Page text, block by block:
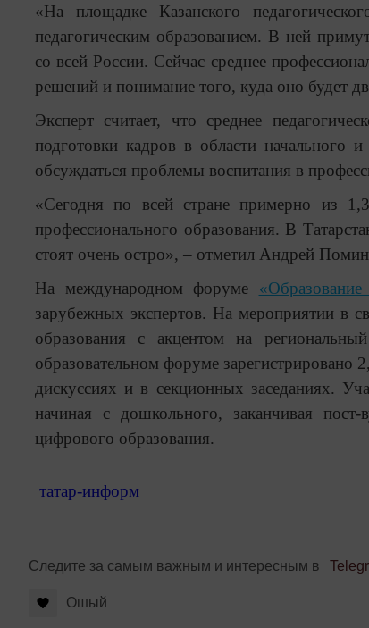
«На площадке Казанского
педагогическим образованием. В ней
со всей России. Сейчас среднее
решений и понимание того, куда оно будет
Эксперт считает, что среднее
подготовки кадров в области
обсуждаться проблемы воспитания в
«Сегодня по всей стране примерно из
профессионального образования. В
стоят очень остро», – отметил Андрей
На международном форуме
зарубежных экспертов. На мероприятии в
образования с акцентом на
образовательном форуме зарегистрировано
дискуссиях и в секционных заседаниях.
начиная с дошкольного, заканчивая
цифрового образования.
татар-информ
Следите за самым важным и интересным в
Ошый